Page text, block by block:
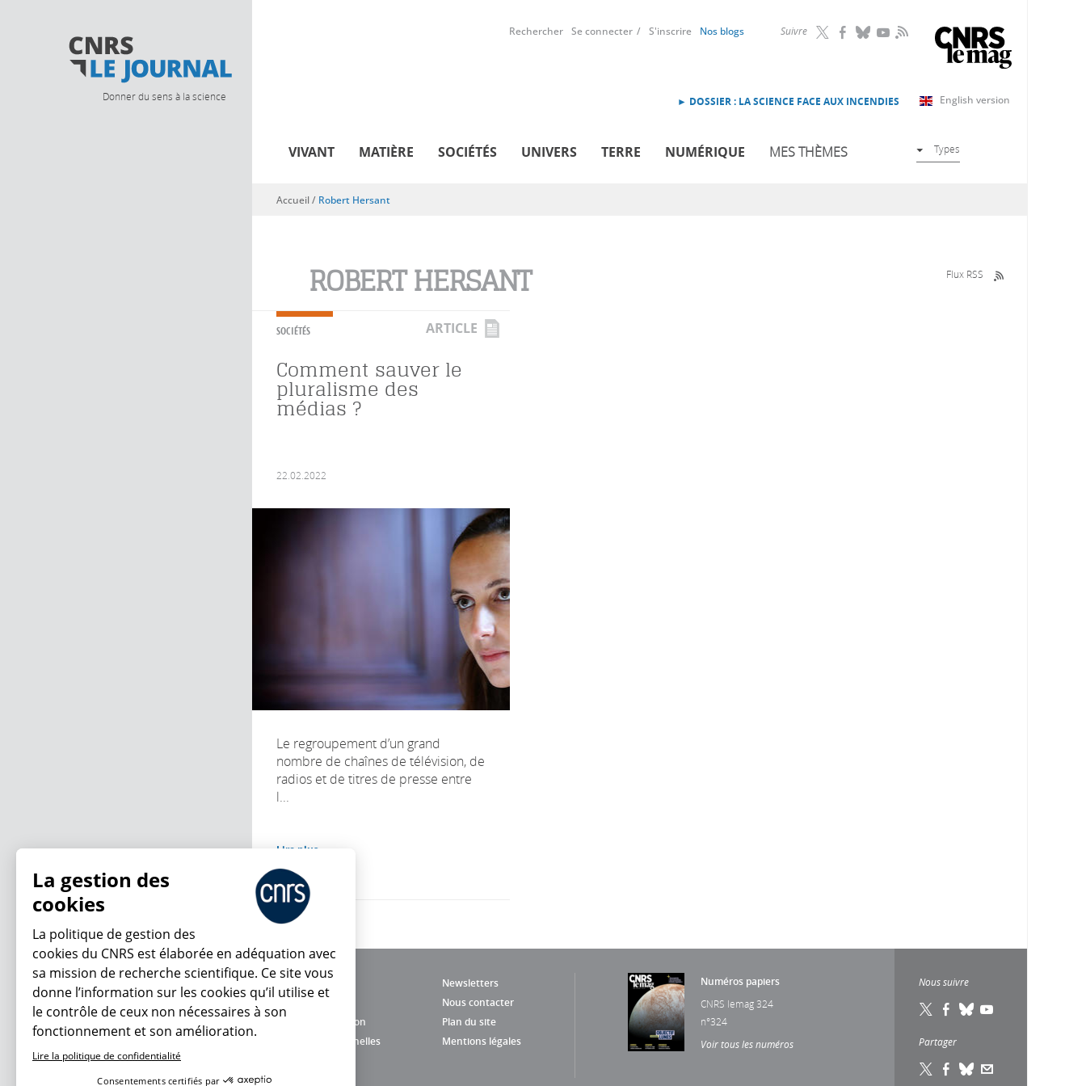
Donner du sens à la science
Suivre RSS
Rechercher Se connecter S'inscrire Nos blogs
English version
► DOSSIER : LA SCIENCE FACE AUX INCENDIES
VIVANT MATIÈRE SOCIÉTÉS UNIVERS TERRE NUMÉRIQUE MES THÈMES Types
Vous êtes ici
Accueil/ Robert Hersant
ROBERT HERSANT Flux RSS
SOCIÉTÉS ARTICLE
Comment sauver le
pluralisme des
médias ?
22.02.2022
Le regroupement d’un grand
nombre de chaînes de télévision, de
radios et de titres de presse entre
l...
Lire plus
Newsletters
Nous contacter
Charte d'utilisation
Plan du site
Données personnelles
Mentions légales
Numéros papiers
CNRS lemag 324
n°324
Voir tous les numéros
Nous suivre
Partager
En ce moment
La gestion des
cookies
La politique de gestion des
cookies du CNRS est élaborée en adéquation avec
sa mission de recherche scientifique. Ce site vous
donne l’information sur les cookies qu’il utilise et
le contrôle de ceux non nécessaires à son
fonctionnement et son amélioration.
Lire la politique de confidentialité
Consentements certifiés par